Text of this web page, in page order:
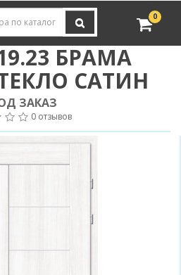
0
БРАМА
САТИН
ЗАКАЗ
0 отзывов